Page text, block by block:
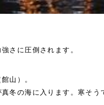
さに圧倒されます。
山）。
冬の海に入ります。寒そう